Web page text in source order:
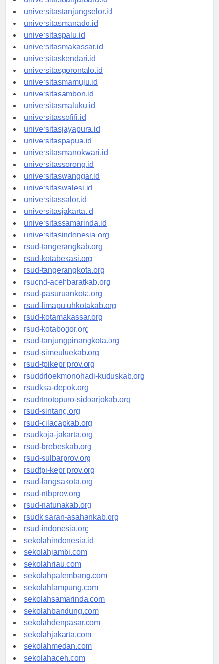
universitasbanjarbaru.id
universitastanjungselor.id
universitasmanado.id
universitaspalu.id
universitasmakassar.id
universitaskendari.id
universitasgorontalo.id
universitasmamuju.id
universitasambon.id
universitasmaluku.id
universitassofifi.id
universitasjayapura.id
universitaspapua.id
universitasmanokwari.id
universitassorong.id
universitaswanggar.id
universitaswalesi.id
universitassalor.id
universitasjakarta.id
universitassamarinda.id
universitasindonesia.org
rsud-tangerangkab.org
rsud-kotabekasi.org
rsud-tangerangkota.org
rsucnd-acehbaratkab.org
rsud-pasuruankota.org
rsud-limapuluhkotakab.org
rsud-kotamakassar.org
rsud-kotabogor.org
rsud-tanjungpinangkota.org
rsud-simeuluekab.org
rsud-tpikepriprov.org
rsuddrloekmonohadi-kuduskab.org
rsudksa-depok.org
rsudrtnotopuro-sidoarjokab.org
rsud-sintang.org
rsud-cilacapkab.org
rsudkoja-jakarta.org
rsud-brebeskab.org
rsud-sulbarprov.org
rsudtpi-kepriprov.org
rsud-langsakota.org
rsud-ntbprov.org
rsud-natunakab.org
rsudkisaran-asahankab.org
rsud-indonesia.org
sekolahindonesia.id
sekolahjambi.com
sekolahriau.com
sekolahpalembang.com
sekolahlampung.com
sekolahsamarinda.com
sekolahbandung.com
sekolahdenpasar.com
sekolahjakarta.com
sekolahmedan.com